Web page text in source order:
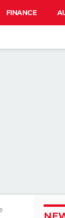
FINANCE